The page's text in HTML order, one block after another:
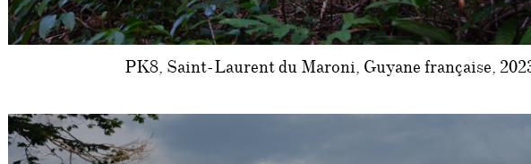
PK8, Saint-Laurent du Maroni, Guyane française,